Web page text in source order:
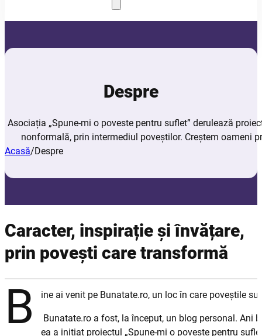
Despre
Asociația „Spune-mi o poveste pentru suflet” derulează
nonformală, prin intermediul poveștilor. Creștem oameni
Acasă/Despre
Caracter, inspirație și învățare,
prin povești care transformă
B ine ai venit pe Bunatate.ro, un loc în care poveștile
Bunatate.ro a fost, la început, un blog personal. Ani
ea a inițiat proiectul „Spune-mi o poveste pentru